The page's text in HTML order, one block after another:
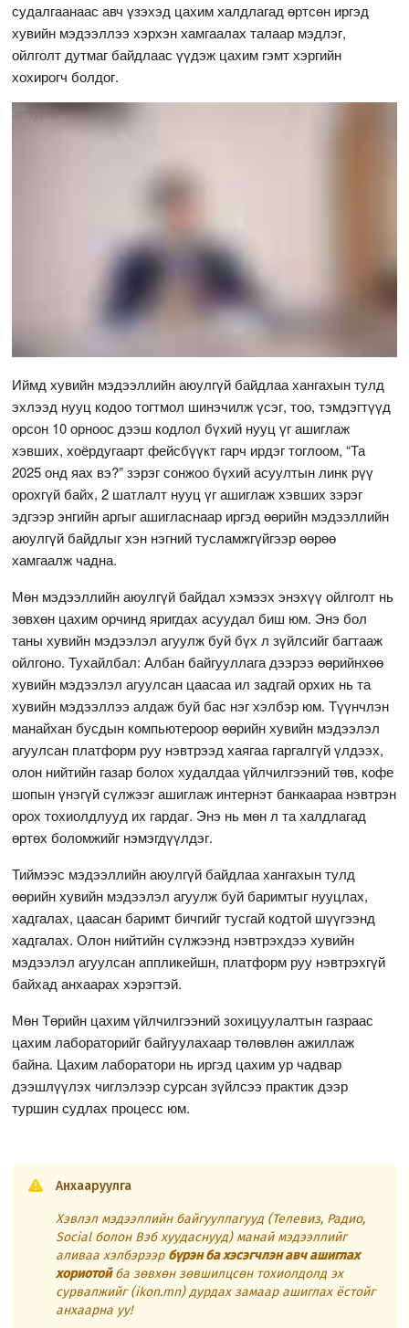
судалгаанаас авч үзэхэд цахим халдлагад өртсөн иргэд
хувийн мэдээллээ хэрхэн хамгаалах талаар мэдлэг,
ойлголт дутмаг байдлаас үүдэж цахим гэмт хэргийн
хохирогч болдог.
Иймд хувийн мэдээллийн аюулгүй байдлаа хангахын тулд
эхлээд нууц кодоо тогтмол шинэчилж үсэг, тоо, тэмдэгтүүд
орсон 10 орноос дээш кодлол бүхий нууц үг ашиглаж
хэвших, хоёрдугаарт фейсбүүкт гарч ирдэг тоглоом, “Та
2025 онд яах вэ?” зэрэг сонжоо бүхий асуултын линк рүү
орохгүй байх, 2 шатлалт нууц үг ашиглаж хэвших зэрэг
эдгээр энгийн аргыг ашигласнаар иргэд өөрийн мэдээллийн
аюулгүй байдлыг хэн нэгний тусламжгүйгээр өөрөө
хамгаалж чадна.
Мөн мэдээллийн аюулгүй байдал хэмээх энэхүү ойлголт нь
зөвхөн цахим орчинд яригдах асуудал биш юм. Энэ бол
таны хувийн мэдээлэл агуулж буй бүх л зүйлсийг багтааж
ойлгоно. Тухайлбал: Албан байгууллага дээрээ өөрийнхөө
хувийн мэдээлэл агуулсан цаасаа ил задгай орхих нь та
хувийн мэдээллээ алдаж буй бас нэг хэлбэр юм. Түүнчлэн
манайхан бусдын компьютероор өөрийн хувийн мэдээлэл
агуулсан платформ руу нэвтрээд хаягаа гаргалгүй үлдээх,
олон нийтийн газар болох худалдаа үйлчилгээний төв, кофе
шопын үнэгүй сүлжээг ашиглаж интернэт банкаараа нэвтрэн
орох тохиолдлууд их гардаг. Энэ нь мөн л та халдлагад
өртөх боломжийг нэмэгдүүлдэг.
Тиймээс мэдээллийн аюулгүй байдлаа хангахын тулд
өөрийн хувийн мэдээлэл агуулж буй баримтыг нууцлах,
хадгалах, цаасан баримт бичгийг тусгай кодтой шүүгээнд
хадгалах. Олон нийтийн сүлжээнд нэвтрэхдээ хувийн
мэдээлэл агуулсан аппликейшн, платформ руу нэвтрэхгүй
байхад анхаарах хэрэгтэй.
Мөн Төрийн цахим үйлчилгээний зохицуулалтын газраас
цахим лабораторийг байгуулахаар төлөвлөн ажиллаж
байна. Цахим лаборатори нь иргэд цахим ур чадвар
дээшлүүлэх чиглэлээр сурсан зүйлсээ практик дээр
туршин судлах процесс юм.
Анхааруулга
Хэвлэл мэдээллийн байгууллагууд (Телевиз, Радио,
Social болон Вэб хуудаснууд) манай мэдээллийг
аливаа хэлбэрээр бүрэн ба хэсэгчлэн авч ашиглах
хориотойба зөвхөн зөвшилцсөн тохиолдолд эх
сурвалжийг (ikon.mn) дурдах замаар ашиглах ёстойг
анхаарна уу!